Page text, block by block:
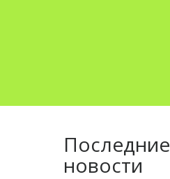
Последние
новости